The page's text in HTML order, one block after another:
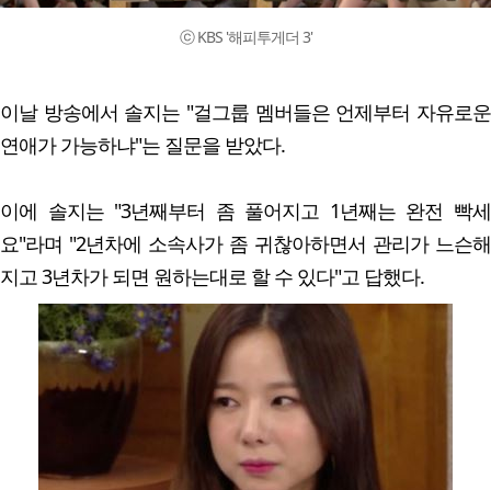
ⓒ KBS '해피투게더 3'
이날 방송에서 솔지는 "걸그룹 멤버들은 언제부터 자유로운
연애가 가능하냐"는 질문을 받았다.
이에 솔지는 "3년째부터 좀 풀어지고 1년째는 완전 빡세
요"라며 "2년차에 소속사가 좀 귀찮아하면서 관리가 느슨해
지고 3년차가 되면 원하는대로 할 수 있다"고 답했다.